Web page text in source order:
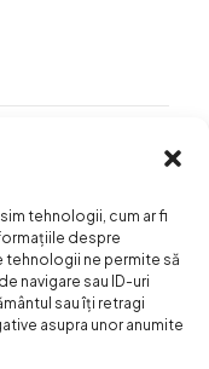
tehnologii, cum ar fi
despre
ne permite să
navigare sau ID-uri
sau îți retragi
asupra unor anumite